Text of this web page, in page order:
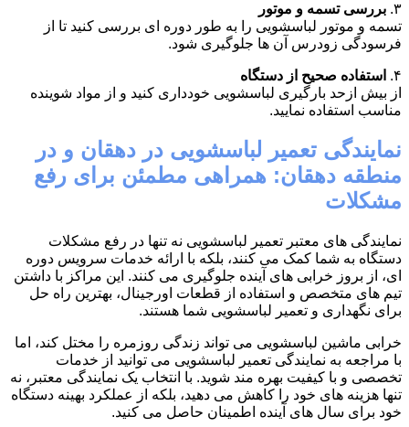
۳. بررسی تسمه و موتور
تسمه و موتور لباسشویی را به طور دوره ای بررسی کنید تا از
فرسودگی زودرس آن ها جلوگیری شود.
۴.
استفاده صحیح از دستگاه
از بیش ازحد بارگیری لباسشویی خودداری کنید و از مواد شوینده
مناسب استفاده نمایید.
نمایندگی تعمیر لباسشویی در دهقان و در
منطقه دهقان: همراهی مطمئن برای رفع
مشکلات
نمایندگی های معتبر تعمیر لباسشویی نه تنها در رفع مشکلات
دستگاه به شما کمک می کنند، بلکه با ارائه خدمات سرویس دوره
ای، از بروز خرابی های آینده جلوگیری می کنند. این مراکز با داشتن
تیم های متخصص و استفاده از قطعات اورجینال، بهترین راه حل
برای نگهداری و تعمیر لباسشویی شما هستند.
خرابی ماشین لباسشویی می تواند زندگی روزمره را مختل کند، اما
با مراجعه به نمایندگی تعمیر لباسشویی می توانید از خدمات
تخصصی و با کیفیت بهره مند شوید. با انتخاب یک نمایندگی معتبر، نه
تنها هزینه های خود را کاهش می دهید، بلکه از عملکرد بهینه دستگاه
خود برای سال های آینده اطمینان حاصل می کنید.